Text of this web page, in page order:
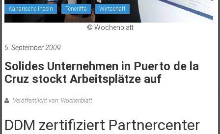
Kanarische Inseln Teneriffa Wirtschaft
© Wochenblatt
5. September 2009
Solides Unternehmen in Puerto de la
Cruz stockt Arbeitsplätze auf
Veröffentlicht von: Wochenblatt
DDM zertifiziert Partnercenter